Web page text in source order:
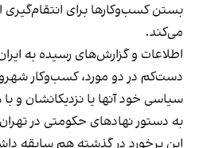
بستن کسب‌وکارها برای
می‌کند.
اطلاعات و گزارش‌های رسیده به
دست‌کم در دو مورد، کسب‌وکار
سیاسی خود آنها یا نزدیکانشان و
به دستور نهادهای حکومتی در